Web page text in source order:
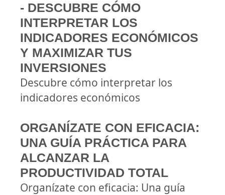
- DESCUBRE CÓMO
INTERPRETAR LOS
INDICADORES ECONÓMICOS
Y MAXIMIZAR TUS
INVERSIONES
Descubre cómo interpretar los
indicadores económicos
ORGANÍZATE CON EFICACIA:
UNA GUÍA PRÁCTICA PARA
ALCANZAR LA
PRODUCTIVIDAD TOTAL
Organízate con eficacia: Una guía